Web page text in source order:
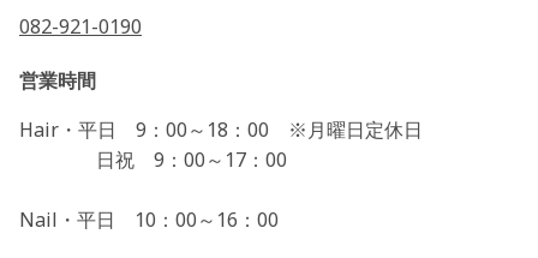
082-921-0190
営業時間
Hair・平日 9：00～18：00 ※月曜日定休日
日祝 9：00～17：00
Nail・平日 10：00～16：00